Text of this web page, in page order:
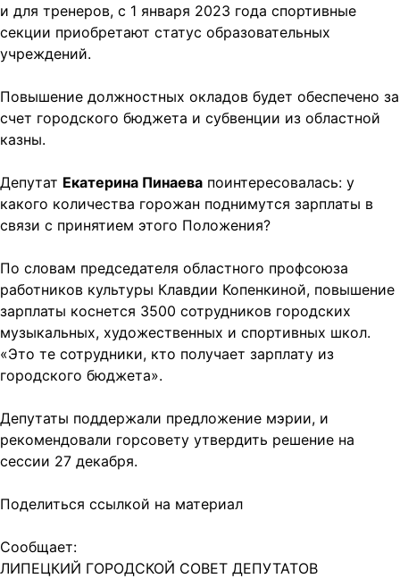
и для тренеров, с 1 января 2023 года спортивные
секции приобретают статус образовательных
учреждений.
Повышение должностных окладов будет обеспечено за
счет городского бюджета и субвенции из областной
казны.
Депутат Екатерина Пинаева поинтересовалась: у
какого количества горожан поднимутся зарплаты в
связи с принятием этого Положения?
По словам председателя областного профсоюза
работников культуры Клавдии Копенкиной, повышение
зарплаты коснется 3500 сотрудников городских
музыкальных, художественных и спортивных школ.
«Это те сотрудники, кто получает зарплату из
городского бюджета».
Депутаты поддержали предложение мэрии, и
рекомендовали горсовету утвердить решение на
сессии 27 декабря.
Поделиться ссылкой на материал
Сообщает:
ЛИПЕЦКИЙ ГОРОДСКОЙ СОВЕТ ДЕПУТАТОВ